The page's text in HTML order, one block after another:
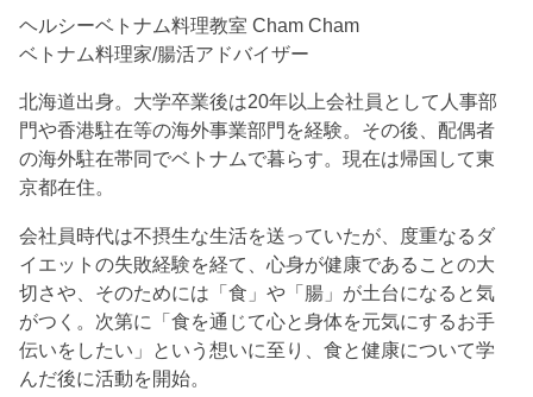
ヘルシーベトナム料理教室 Cham Cham
ベトナム料理家/腸活アドバイザー
北海道出身。大学卒業後は20年以上会社員として人事部
門や香港駐在等の海外事業部門を経験。その後、配偶者
の海外駐在帯同でベトナムで暮らす。現在は帰国して東
京都在住。
会社員時代は不摂生な生活を送っていたが、度重なるダ
イエットの失敗経験を経て、心身が健康であることの大
切さや、そのためには「食」や「腸」が土台になると気
がつく。次第に「食を通じて心と身体を元気にするお手
伝いをしたい」という想いに至り、食と健康について学
んだ後に活動を開始。